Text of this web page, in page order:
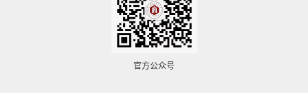
官方公众号